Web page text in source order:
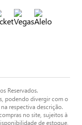
Reservados.
podendo divergir com o
respectiva descrição.
no site, sujeitos à
de estoque,